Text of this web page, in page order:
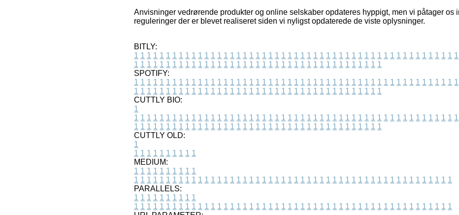
Anvisninger vedrørende produkter og online selskaber opdateres hyppigt, men vi påtager os
reguleringer der er blevet realiseret siden vi nyligst opdaterede de viste oplysninger.
BITLY:
1 1 1 1 1 1 1 1 1 1 1 1 1 1 1 1 1 1 1 1 1 1 1 1 1 1 1 1 1 1 1 1 1 1 1 1 1 1 1 1 1 1 1 1 1 1 1 1 1 1 1
1 1 1 1 1 1 1 1 1 1 1 1 1 1 1 1 1 1 1 1 1 1 1 1 1 1 1 1 1 1 1 1 1 1 1 1 1 1 1
SPOTIFY:
1 1 1 1 1 1 1 1 1 1 1 1 1 1 1 1 1 1 1 1 1 1 1 1 1 1 1 1 1 1 1 1 1 1 1 1 1 1 1 1 1 1 1 1 1 1 1 1 1 1 1
1 1 1 1 1 1 1 1 1 1 1 1 1 1 1 1 1 1 1 1 1 1 1 1 1 1 1 1 1 1 1 1 1 1 1 1 1 1 1
CUTTLY BIO:
1
1 1 1 1 1 1 1 1 1 1 1 1 1 1 1 1 1 1 1 1 1 1 1 1 1 1 1 1 1 1 1 1 1 1 1 1 1 1 1 1 1 1 1 1 1 1 1 1 1 1 1
1 1 1 1 1 1 1 1 1 1 1 1 1 1 1 1 1 1 1 1 1 1 1 1 1 1 1 1 1 1 1 1 1 1 1 1 1 1 1
CUTTLY OLD:
1
1 1 1 1 1 1 1 1 1 1
MEDIUM:
1 1 1 1 1 1 1 1 1 1
1 1 1 1 1 1 1 1 1 1 1 1 1 1 1 1 1 1 1 1 1 1 1 1 1 1 1 1 1 1 1 1 1 1 1 1 1 1 1 1 1 1 1 1 1 1 1 1 1 1
PARALLELS:
1 1 1 1 1 1 1 1 1 1
1 1 1 1 1 1 1 1 1 1 1 1 1 1 1 1 1 1 1 1 1 1 1 1 1 1 1 1 1 1 1 1 1 1 1 1 1 1 1 1 1 1 1 1 1 1 1 1 1 1